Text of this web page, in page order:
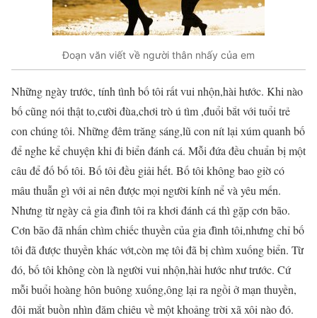
Đoạn văn viết về người thân nhấy của em
Những ngày trước, tính tình bố tôi rất vui nhộn,hài hước. Khi nào
bố cũng nói thật to,cười đùa,chơi trò ú tìm ,đuổi bắt với tuổi trẻ
con chúng tôi. Những đêm trăng sáng,lũ con nít lại xúm quanh bố
để nghe kể chuyện khi đi biển đánh cá. Mỗi đứa đều chuẩn bị một
câu để đố bố tôi. Bố tôi đều giải hết. Bố tôi không bao giờ có
mâu thuẫn gì với ai nên được mọi người kính nể và yêu mến.
Nhưng từ ngày cả gia đình tôi ra khơi đánh cá thì gặp cơn bão.
Cơn bão đã nhấn chìm chiếc thuyền của gia đình tôi,nhưng chỉ bố
tôi đã được thuyền khác vớt,còn mẹ tôi đã bị chìm xuống biển. Từ
đó, bố tôi không còn là người vui nhộn,hài hước như trước. Cứ
mỗi buổi hoàng hôn buông xuống,ông lại ra ngồi ở mạn thuyền,
đôi mắt buồn nhìn đăm chiêu về một khoảng trời xã xôi nào đó.